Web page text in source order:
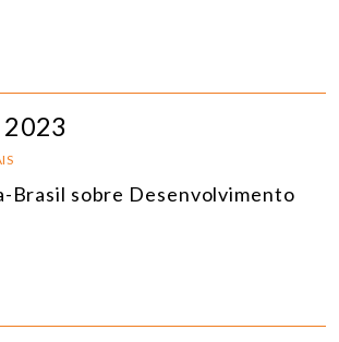
Brasil sobre Desenvolvimento